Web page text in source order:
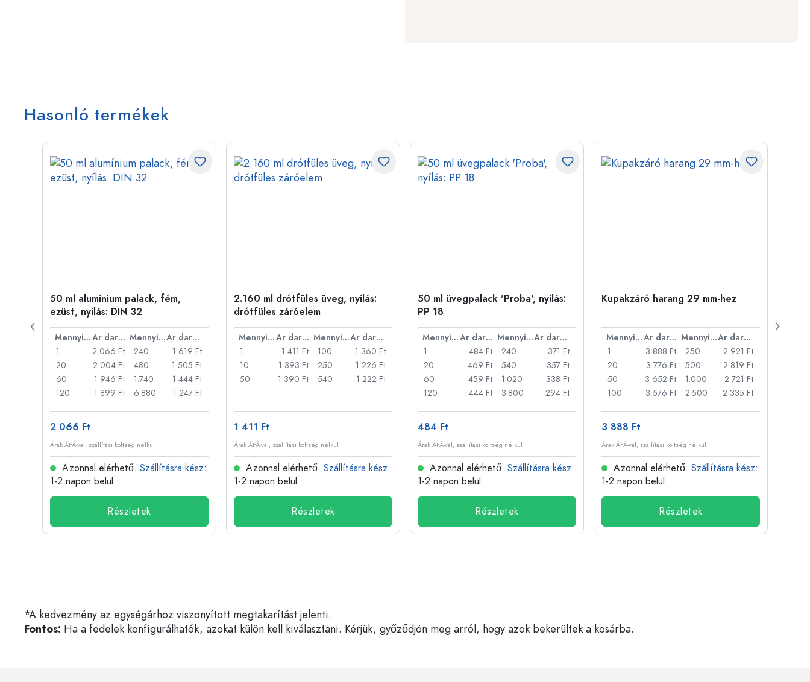
Hasonló termékek
50 ml alumínium palack, fém,
ezüst, nyílás: DIN 32
Mennyiség Ár darabonként Mennyiség
Ár darabonként
1
2 066 Ft
20
2 004 Ft
60
1 946 Ft
120
1 899 Ft
240
1 619 Ft
480
1 505 Ft
1.740
1 444 Ft
6.880
1 247 Ft
2 066 Ft
Árak ÁFÁ-val, szállítási költség nélkül
Azonnal elérhető. Szállításra kész:
1-2 napon belül
Részletek
2.160 ml drótfüles üveg, nyílás:
drótfüles záróelem
Mennyiség Ár darabonként Mennyiség
Ár darabonként
1
1 411 Ft
10
1 393 Ft
50
1 390 Ft
100
1 360 Ft
250
1 226 Ft
540
1 222 Ft
1 411 Ft
Árak ÁFÁ-val, szállítási költség nélkül
Azonnal elérhető. Szállításra kész:
1-2 napon belül
Részletek
50 ml üvegpalack 'Proba', nyílás:
PP 18
Mennyiség Ár darabonként Mennyiség
Ár darabonként
1
484 Ft
20
469 Ft
60
459 Ft
120
444 Ft
240
371 Ft
540
357 Ft
1.020
338 Ft
3.800
294 Ft
484 Ft
Árak ÁFÁ-val, szállítási költség nélkül
Azonnal elérhető. Szállításra kész:
1-2 napon belül
Részletek
Kupakzáró harang 29 mm-hez
Mennyiség Ár darabonként Mennyiség
Ár darabonként
1
3 888 Ft
20
3 776 Ft
50
3 652 Ft
100
3 576 Ft
250
2 921 Ft
500
2 819 Ft
1.000
2 721 Ft
2.500
2 335 Ft
3 888 Ft
Árak ÁFÁ-val, szállítási költség nélkül
Azonnal elérhető. Szállításra kész:
1-2 napon belül
Részletek
*A kedvezmény az egységárhoz viszonyított megtakarítást jelenti.
Fontos: Ha a fedelek konfigurálhatók, azokat külön kell kiválasztani. Kérjük, győződjön meg arról, hogy azok bekerültek a kosárba.